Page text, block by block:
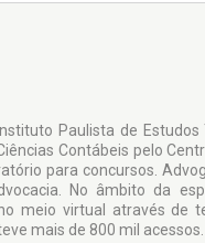
Paulista de
Contábeis pelo
para concursos.
No âmbito da
meio virtual através de
mais de 800 mil acessos.